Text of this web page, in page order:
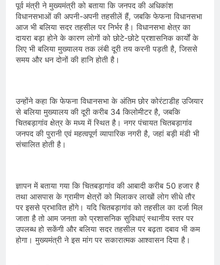
पूर्व मंत्री ने मुख्यमंत्री को बताया कि जनपद की अधिकांश
विधानसभाओं की अपनी-अपनी तहसीलें हैं, जबकि फेफना विधानसभा
आज भी बलिया सदर तहसील पर निर्भर है। विधानसभा क्षेत्र का
दायरा बड़ा होने के कारण लोगों को छोटे-छोटे प्रशासनिक कार्यों के
लिए भी बलिया मुख्यालय तक लंबी दूरी तय करनी पड़ती है, जिससे
समय और धन दोनों की हानि होती है।
उन्होंने कहा कि फेफना विधानसभा के अंतिम छोर कोरंटाडीह उजियार
से बलिया मुख्यालय की दूरी करीब 34 किलोमीटर है, जबकि
चितबड़ागांव क्षेत्र के मध्य में स्थित है। नगर पंचायत चितबड़ागांव
जनपद की पुरानी एवं महत्वपूर्ण व्यापारिक नगरी है, जहां बड़ी मंडी भी
संचालित होती है।
ज्ञापन में बताया गया कि चितबड़ागांव की आबादी करीब 50 हजार है
तथा आसपास के ग्रामीण क्षेत्रों को मिलाकर लाखों लोग सीधे तौर
पर इससे प्रभावित होंगे। यदि चितबड़ागांव को तहसील का दर्जा मिल
जाता है तो आम जनता को प्रशासनिक सुविधाएं स्थानीय स्तर पर
उपलब्ध हो सकेंगी और बलिया सदर तहसील पर बढ़ता दबाव भी कम
होगा। मुख्यमंत्री ने इस मांग पर सकारात्मक आश्वासन दिया है।